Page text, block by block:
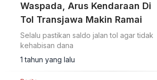
Waspada, Arus Kendaraan Di
Tol Transjawa Makin Ramai
Selalu pastikan saldo jalan tol agar tidak
kehabisan dana
1 tahun yang lalu